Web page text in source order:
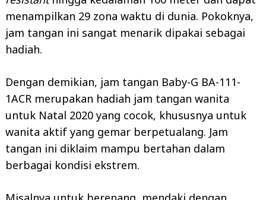
menampilkan 29 zona waktu di dunia. Pokoknya,
jam tangan ini sangat menarik dipakai sebagai
hadiah.
Dengan demikian, jam tangan Baby-G BA-111-
1ACR merupakan hadiah jam tangan wanita
untuk Natal 2020 yang cocok, khususnya untuk
wanita aktif yang gemar berpetualang. Jam
tangan ini diklaim mampu bertahan dalam
berbagai kondisi ekstrem.